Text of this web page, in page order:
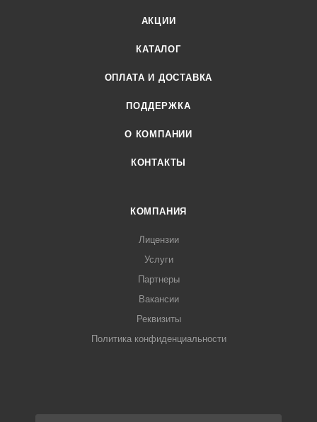
АКЦИИ
КАТАЛОГ
ОПЛАТА И ДОСТАВКА
ПОДДЕРЖКА
О КОМПАНИИ
КОНТАКТЫ
КОМПАНИЯ
Лицензии
Услуги
Партнеры
Вакансии
Реквизиты
Политика конфиденциальности